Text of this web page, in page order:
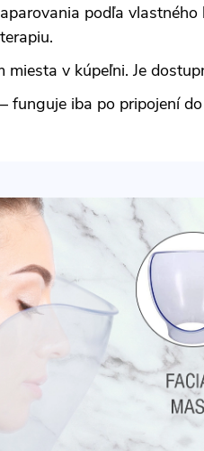
podľa
miesta v kúpeľni. Je
iba po pripojení